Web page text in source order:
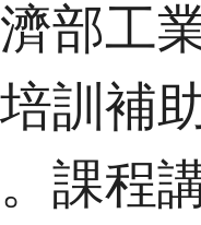
部工
訓補
課程